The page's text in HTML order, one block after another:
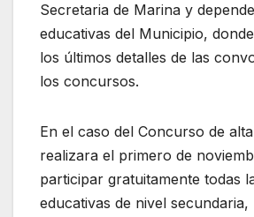
Secretaria de Marina y
educativas del Municipio,
los últimos detalles de las
los concursos.
En el caso del Concurso de
realizara el primero de
participar gratuitamente todas
educativas de nivel